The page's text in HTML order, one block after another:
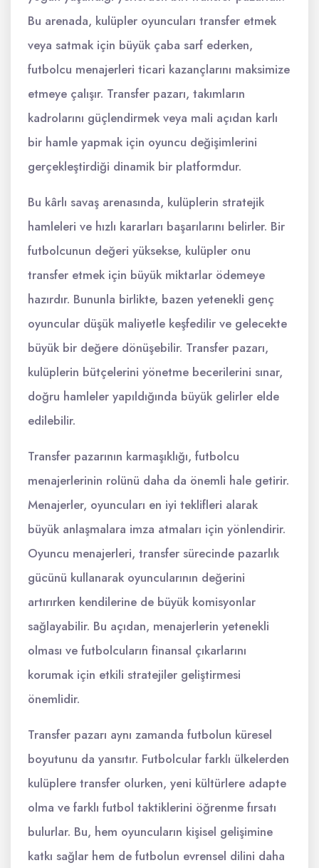
Bu arenada, kulüpler oyuncuları transfer etmek
veya satmak için büyük çaba sarf ederken,
futbolcu menajerleri ticari kazançlarını maksimize
etmeye çalışır. Transfer pazarı, takımların
kadrolarını güçlendirmek veya mali açıdan karlı
bir hamle yapmak için oyuncu değişimlerini
gerçekleştirdiği dinamik bir platformdur.
Bu kârlı savaş arenasında, kulüplerin stratejik
hamleleri ve hızlı kararları başarılarını belirler. Bir
futbolcunun değeri yüksekse, kulüpler onu
transfer etmek için büyük miktarlar ödemeye
hazırdır. Bununla birlikte, bazen yetenekli genç
oyuncular düşük maliyetle keşfedilir ve gelecekte
büyük bir değere dönüşebilir. Transfer pazarı,
kulüplerin bütçelerini yönetme becerilerini sınar,
doğru hamleler yapıldığında büyük gelirler elde
edilebilir.
Transfer pazarının karmaşıklığı, futbolcu
menajerlerinin rolünü daha da önemli hale getirir.
Menajerler, oyuncuları en iyi teklifleri alarak
büyük anlaşmalara imza atmaları için yönlendirir.
Oyuncu menajerleri, transfer sürecinde pazarlık
gücünü kullanarak oyuncularının değerini
artırırken kendilerine de büyük komisyonlar
sağlayabilir. Bu açıdan, menajerlerin yetenekli
olması ve futbolcuların finansal çıkarlarını
korumak için etkili stratejiler geliştirmesi
önemlidir.
Transfer pazarı aynı zamanda futbolun küresel
boyutunu da yansıtır. Futbolcular farklı ülkelerden
kulüplere transfer olurken, yeni kültürlere adapte
olma ve farklı futbol taktiklerini öğrenme fırsatı
bulurlar. Bu, hem oyuncuların kişisel gelişimine
katkı sağlar hem de futbolun evrensel dilini daha